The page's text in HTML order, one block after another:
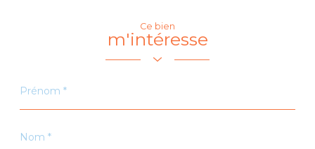
Ce bien
m'intéresse
*
*